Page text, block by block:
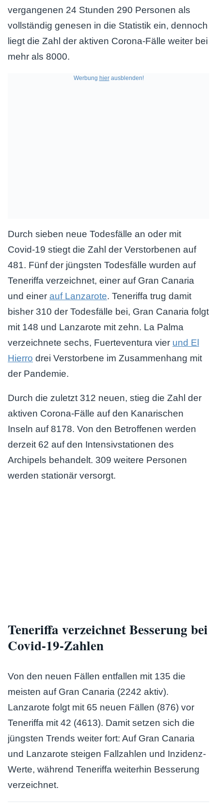
vergangenen 24 Stunden 290 Personen als
vollständig genesen in die Statistik ein, dennoch
liegt die Zahl der aktiven Corona-Fälle weiter bei
mehr als 8000.
Werbung hierausblenden!
Durch sieben neue Todesfälle an oder mit
Covid-19 stiegt die Zahl der Verstorbenen auf
481. Fünf der jüngsten Todesfälle wurden auf
Teneriffa verzeichnet, einer auf Gran Canaria
und einer auf Lanzarote. Teneriffa trug damit
bisher 310 der Todesfälle bei, Gran Canaria folgt
mit 148 und Lanzarote mit zehn. La Palma
verzeichnete sechs, Fuerteventura vier und El
Hierro drei Verstorbene im Zusammenhang mit
der Pandemie.
Durch die zuletzt 312 neuen, stieg die Zahl der
aktiven Corona-Fälle auf den Kanarischen
Inseln auf 8178. Von den Betroffenen werden
derzeit 62 auf den Intensivstationen des
Archipels behandelt. 309 weitere Personen
werden stationär versorgt.
Teneriffa verzeichnet Besserung bei
Covid-19-Zahlen
Von den neuen Fällen entfallen mit 135 die
meisten auf Gran Canaria (2242 aktiv).
Lanzarote folgt mit 65 neuen Fällen (876) vor
Teneriffa mit 42 (4613). Damit setzen sich die
jüngsten Trends weiter fort: Auf Gran Canaria
und Lanzarote steigen Fallzahlen und Inzidenz-
Werte, während Teneriffa weiterhin Besserung
verzeichnet.